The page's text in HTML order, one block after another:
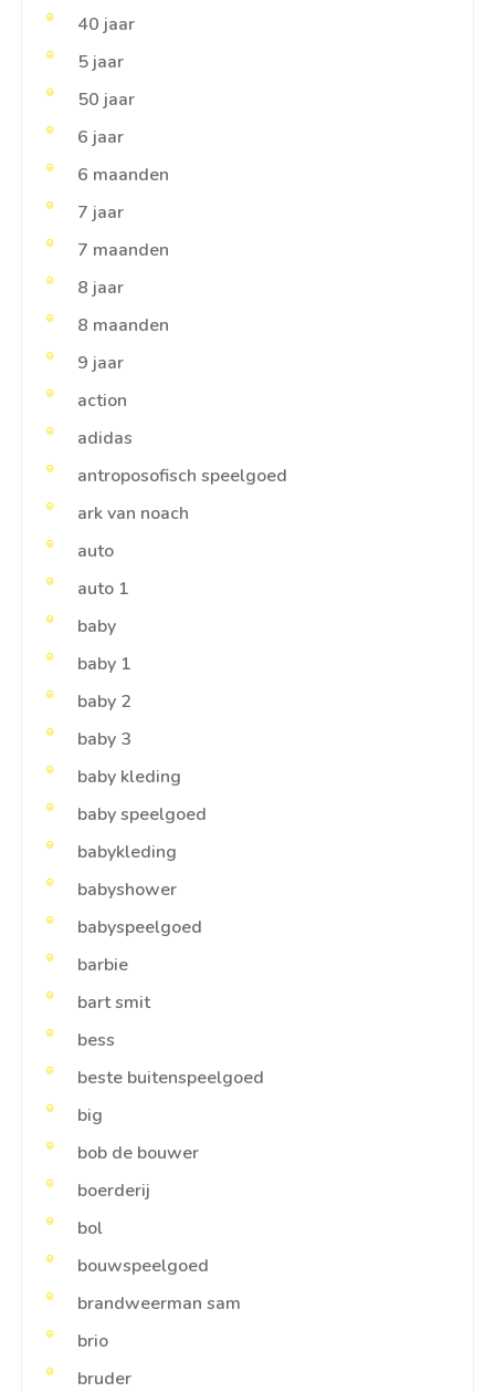
40 jaar
5 jaar
50 jaar
6 jaar
6 maanden
7 jaar
7 maanden
8 jaar
8 maanden
9 jaar
action
adidas
antroposofisch speelgoed
ark van noach
auto
auto 1
baby
baby 1
baby 2
baby 3
baby kleding
baby speelgoed
babykleding
babyshower
babyspeelgoed
barbie
bart smit
bess
beste buitenspeelgoed
big
bob de bouwer
boerderij
bol
bouwspeelgoed
brandweerman sam
brio
bruder